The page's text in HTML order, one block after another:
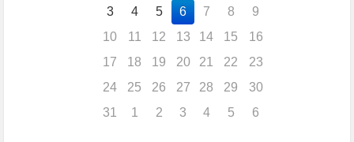
3
4 5 6 7 8
9
10
11 12 13 14 15
16
17
18 19 20 21 22
23
24
25 26 27 28 29
30
31
1 2 3 4 5 6